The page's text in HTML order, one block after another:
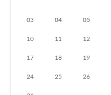
03 04 05
10 11 12
17 18 19
24 25 26